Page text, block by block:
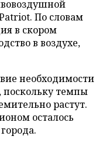
По словам
в скором
в воздухе,
необходимости
темпы
растут.
осталось